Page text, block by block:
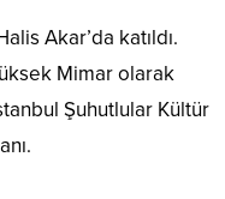
Akar’da katıldı.
Mimar olarak
Şuhutlular Kültür